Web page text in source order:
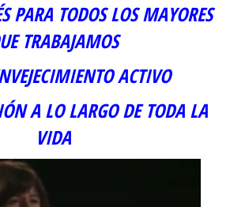
PARA TODOS LOS MAYORES
TRABAJAMOS
ACTIVO
A LO LARGO DE TODA LA
VIDA